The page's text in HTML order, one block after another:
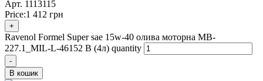
Арт. 1113115
Price:1 412 грн
+
Ravenol Formel Super sae 15w-40 олива моторна MB-
227.1_MIL-L-46152 B (4л) quantity
-
В кошик